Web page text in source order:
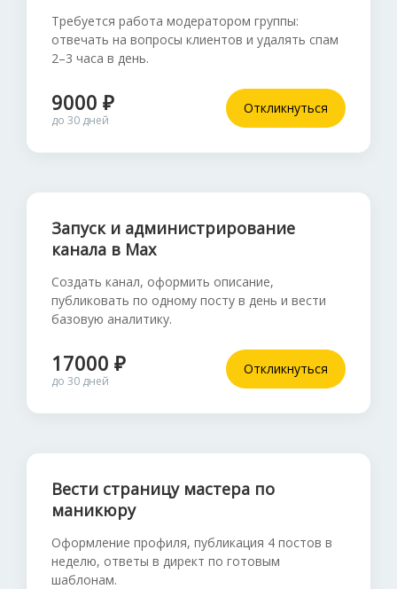
Требуется работа модератором группы:
отвечать на вопросы клиентов и удалять спам
2–3 часа в день.
9000 ₽
до 30 дней
Откликнуться
Запуск и администрирование
канала в Max
Создать канал, оформить описание,
публиковать по одному посту в день и вести
базовую аналитику.
17000 ₽
до 30 дней
Откликнуться
Вести страницу мастера по
маникюру
Оформление профиля, публикация 4 постов в
неделю, ответы в директ по готовым
шаблонам.